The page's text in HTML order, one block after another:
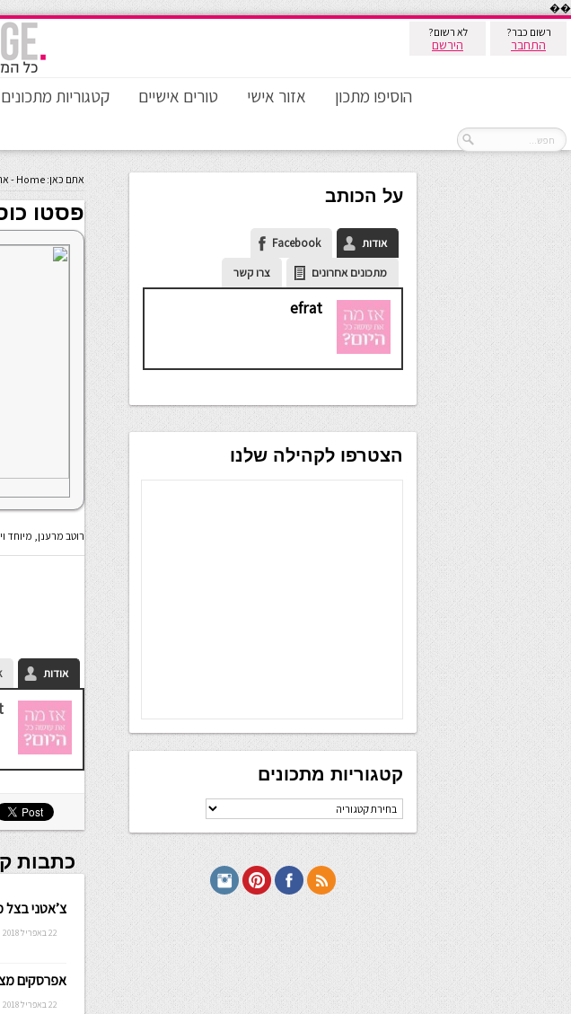
��
רשום כבר?
התחבר
לא רשום?
הירשם
הוסיפו מתכון אזור אישי טורים אישיים קטגוריות מתכונים
אתם כאן: Home
-
פסטו
רוטב מרענן, מיוחד
אודות
כתבות
צ’אטני בצל
22 באפריל 2018
אפרסקים
22 באפריל 2018
על הכותב
אודות
Facebook
מתכונים אחרונים
צרו קשר
efrat
הצטרפו לקהילה שלנו
קטגוריות מתכונים
קטגוריות
מתכונים